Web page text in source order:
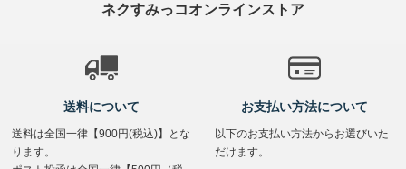
ネクすみっコオンラインストア